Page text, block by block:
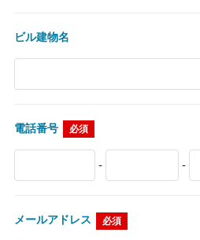
ビル建物名
電話番号 必須
- -
メールアドレス 必須